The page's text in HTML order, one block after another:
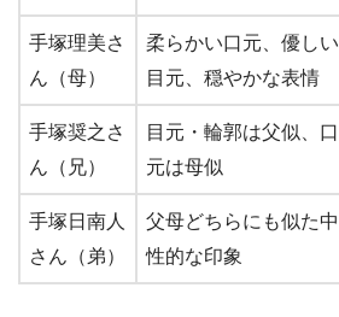
手塚理美さ
ん（母）
柔らかい口元、優しい
目元、穏やかな表情
手塚奨之さ
ん（兄）
目元・輪郭は父似、口
元は母似
手塚日南人
さん（弟）
父母どちらにも似た中
性的な印象